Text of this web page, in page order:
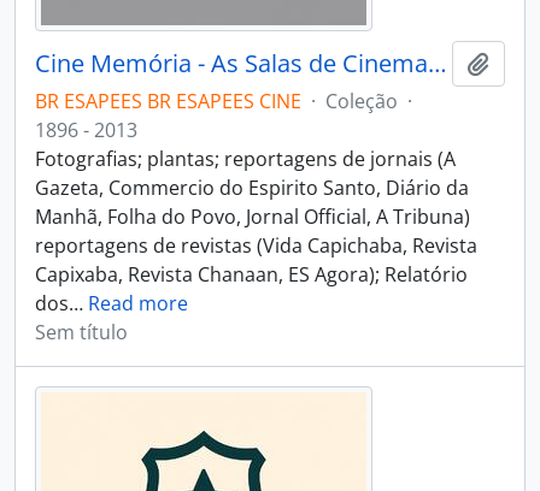
Cine Memória - As Salas de Cinema do Espírito Santo
BR ESAPEES BR ESAPEES CINE · Coleção ·
1896 - 2013
Fotografias; plantas; reportagens de jornais (A
Gazeta, Commercio do Espirito Santo, Diário da
Manhã, Folha do Povo, Jornal Official, A Tribuna)
reportagens de revistas (Vida Capichaba, Revista
Capixaba, Revista Chanaan, ES Agora); Relatório
dos… Read more
Sem título